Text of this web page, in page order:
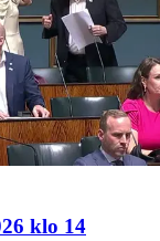
klo 14